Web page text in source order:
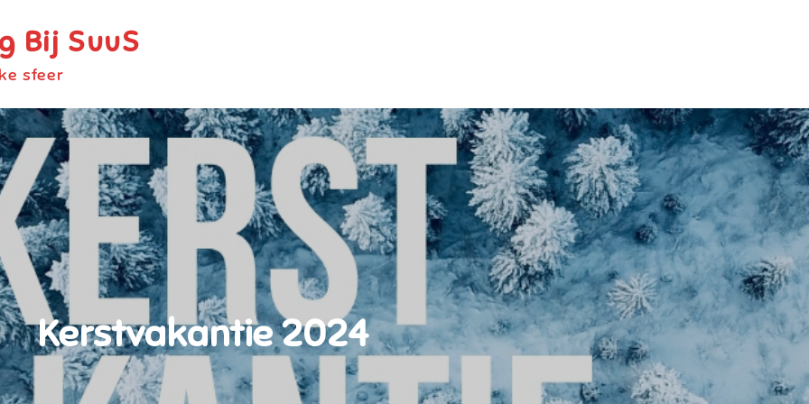
Bij SuuS
sfeer
Kerstvakantie 2024